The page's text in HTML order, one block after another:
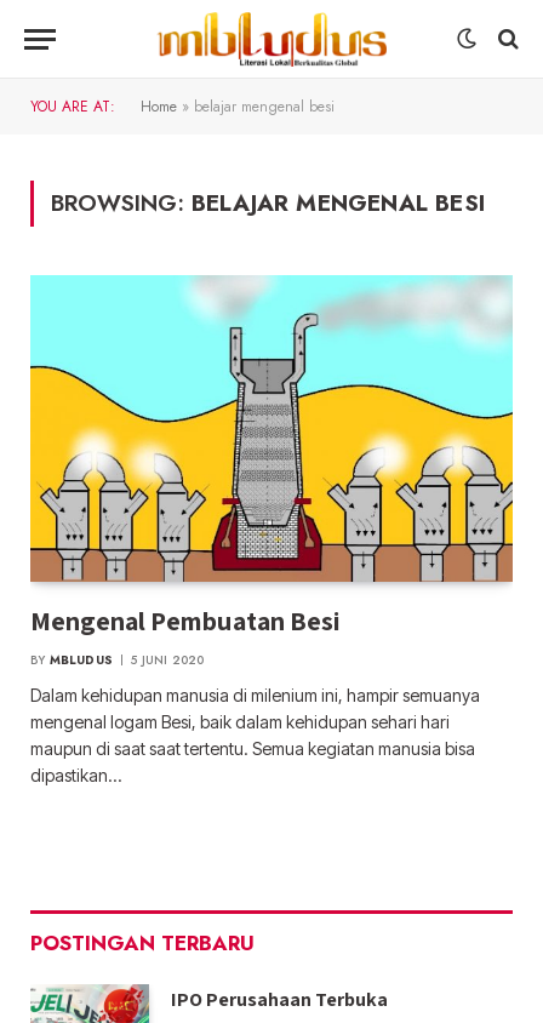
YOU ARE AT: Home » belajar mengenal besi
BROWSING: BELAJAR MENGENAL BESI
Mengenal Pembuatan Besi
BY MBLUDUS 5 JUNI 2020
Dalam kehidupan manusia di milenium ini, hampir semuanya
mengenal logam Besi, baik dalam kehidupan sehari hari
maupun di saat saat tertentu. Semua kegiatan manusia bisa
dipastikan…
POSTINGAN TERBARU
IPO Perusahaan Terbuka